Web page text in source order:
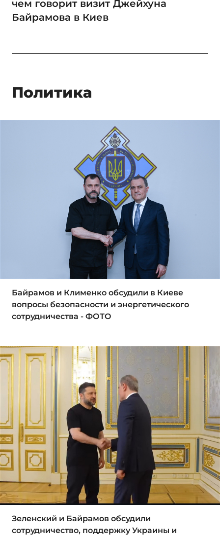
чем говорит визит Джейхуна
Байрамова в Киев
Политика
Байрамов и Клименко обсудили в Киеве
вопросы безопасности и энергетического
сотрудничества - ФОТО
Зеленский и Байрамов обсудили
сотрудничество, поддержку Украины и